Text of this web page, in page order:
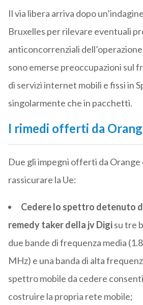
Il via libera arriva dopo
Bruxelles per rilevare eventuali
anticoncorrenziali
sono emerse preoccupazioni sul
di servizi internet mobili e fissi in
singolarmente che in pacchetti.
I rimedi offerti da
Due gli impegni offerti da
rassicurare la Ue:
Cedere lo spettro detenuto
remedy taker della jv Digisu tre
due bande di frequenza media
MHz) e una banda di alta
spettro mobile da cedere
costruire la propria rete mobile;